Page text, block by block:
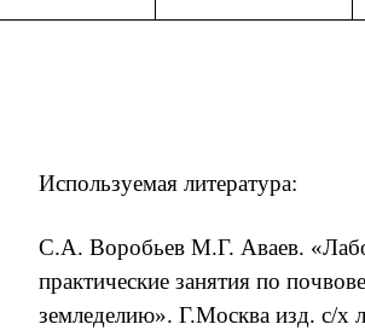
Используемая литература:
С.А. Воробьев М.Г. Аваев.
практические занятия по
земледелию». Г.Москва изд. с/х